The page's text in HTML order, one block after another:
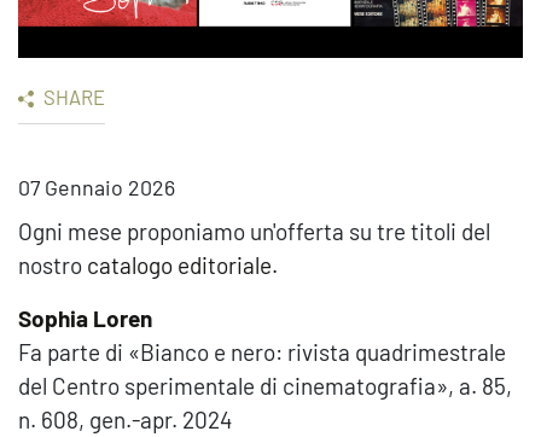
SHARE
07 Gennaio 2026
Ogni mese proponiamo un'offerta su tre titoli del
nostro catalogo editoriale.
Sophia Loren
Fa parte di «Bianco e nero: rivista quadrimestrale
del Centro sperimentale di cinematografia», a. 85,
n. 608, gen.-apr. 2024